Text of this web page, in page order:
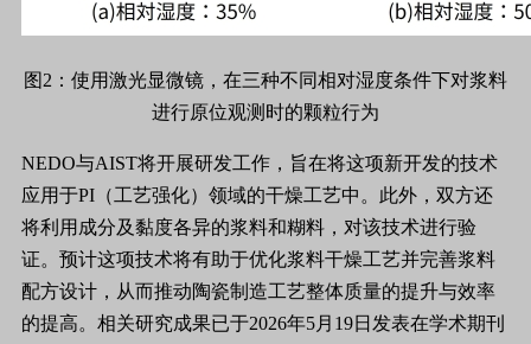
图2：使用激光显微镜，在三种不同相对湿度条件下对浆料
进行原位观测时的颗粒行为
NEDO与AIST将开展研发工作，旨在将这项新开发的技术
应用于PI（工艺强化）领域的干燥工艺中。此外，双方还
将利用成分及黏度各异的浆料和糊料，对该技术进行验
证。预计这项技术将有助于优化浆料干燥工艺并完善浆料
配方设计，从而推动陶瓷制造工艺整体质量的提升与效率
的提高。相关研究成果已于2026年5月19日发表在学术期刊